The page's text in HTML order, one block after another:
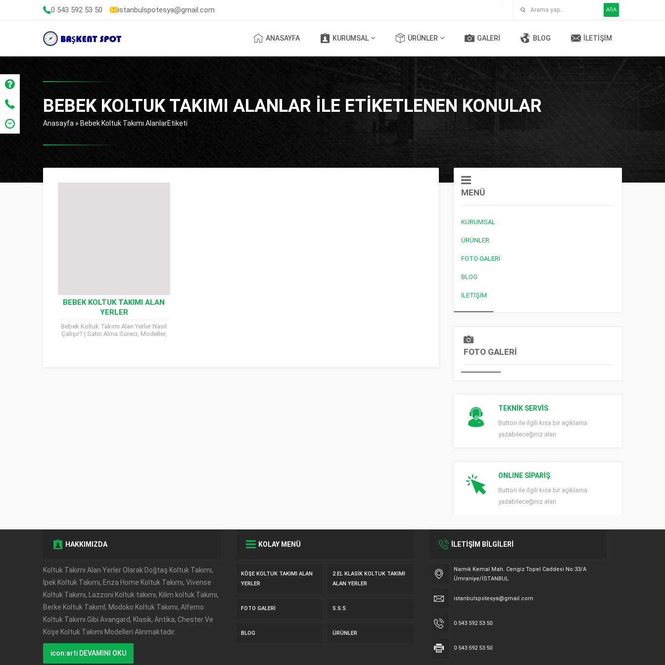
0 543 592 53 50 istanbulspotesya@gmail.com ARA
ANASAYFA KURUMSAL ÜRÜNLER GALERI BLOG İLETIŞIM
BEBEK KOLTUK TAKIMI ALANLAR ILE ETIKETLENEN KONULAR
Anasayfa » Bebek Koltuk Takımı AlanlarEtiketi
BEBEK KOLTUK TAKIMI ALAN
YERLER
Bebek Koltuk Takımı Alan Yerler Nasıl
Çalışır? | Satın Alma Süreci, Modeller,
MENÜ
KURUMSAL
ÜRÜNLER
FOTO GALERI
BLOG
İLETIŞIM
FOTO GALERİ
TEKNİK SERVİS
Button ile ilgili kısa bir açıklama
yazabileceğiniz alan
ONLINE SİPARİŞ
Button ile ilgili kısa bir açıklama
yazabileceğiniz alan
HAKKIMIZDA
Koltuk Takımı Alan Yerler Olarak Doğtaş Koltuk Takımı,
İpek Koltuk Takımı, Enza Home Koltuk Takımı, Vivense
Koltuk Takımı, Lazzoni Koltuk takımı, Kilim koltuk Takımı,
Berke Koltuk TakımI, Modoko Koltuk Takımı, Alfemo
Koltuk Takımı Gibi Avangard, Klasik, Antika, Chester Ve
Köşe Koltuk Takımı Modelleri Alınmaktadır.
icon:arti DEVAMINI OKU
KOLAY MENÜ
KÖŞE KOLTUK TAKIMI ALAN
YERLER
2.EL KLASIK KOLTUK TAKIMI
ALAN YERLER
FOTO GALERI S.S.S.
BLOG ÜRÜNLER
İLETİŞİM BİLGİLERİ
Namık Kemal Mah. Cengiz Topel Caddesi No:33/A
Ümraniye/İSTANBUL
istanbulspotesya@gmail.com
0 543 592 53 50
0 543 592 53 50
Müşteri Temsilcisi